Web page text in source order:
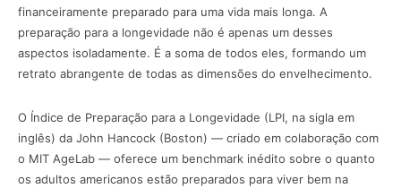
financeiramente preparado para uma vida mais longa. A
preparação para a longevidade não é apenas um desses
aspectos isoladamente. É a soma de todos eles, formando um
retrato abrangente de todas as dimensões do envelhecimento.
O Índice de Preparação para a Longevidade (LPI, na sigla em
inglês) da John Hancock (Boston) — criado em colaboração com
o MIT AgeLab — oferece um benchmark inédito sobre o quanto
os adultos americanos estão preparados para viver bem na